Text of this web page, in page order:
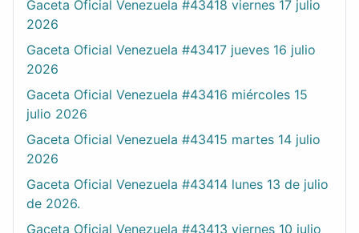
Gaceta Oficial Venezuela #43418 viernes 17 julio
2026
Gaceta Oficial Venezuela #43417 jueves 16 julio
2026
Gaceta Oficial Venezuela #43416 miércoles 15
julio 2026
Gaceta Oficial Venezuela #43415 martes 14 julio
2026
Gaceta Oficial Venezuela #43414 lunes 13 de julio
de 2026.
Gaceta Oficial Venezuela #43413 viernes 10 julio